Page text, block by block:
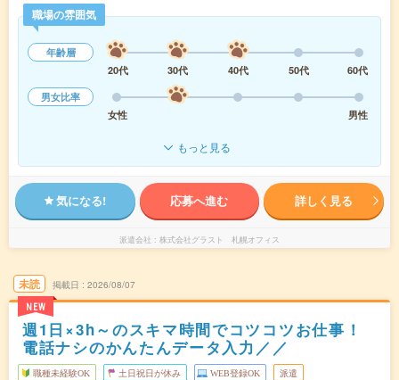
職場の雰囲気
年齢層
20代
30代 40代 50代
60代
男女比率
女性
男性
もっと見る
気になる! 応募へ進む 詳しく見る
派遣会社 株式会社グラスト 札幌オフィス
未読
NEW
掲載日 2026/08/07
週1日×3h～のスキマ時間でコツコツお仕事！
電話ナシのかんたんデータ入力／／
職種未経験OK 土日祝日が休み WEB登録OK 派遣